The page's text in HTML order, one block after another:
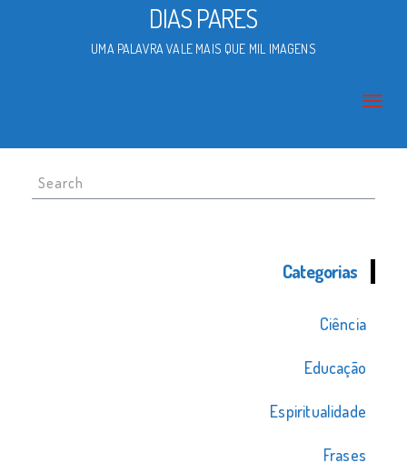
DIAS PARES
UMA PALAVRA VALE MAIS QUE MIL IMAGENS
Search
for:
Categorias
Ciência
Educação
Espiritualidade
Frases